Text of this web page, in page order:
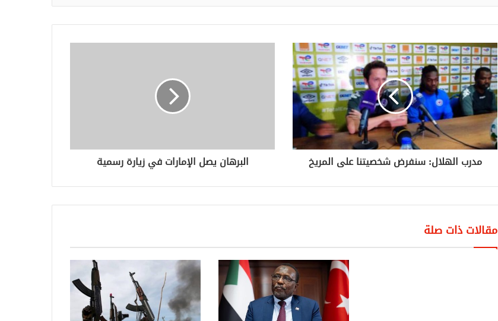
مدرب الهلال: سنفرض شخصيتنا على المريخ البرهان يصل الإمارات في زيارة رسمية
مقالات ذات صلة